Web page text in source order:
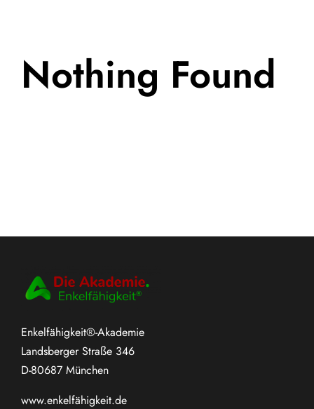
Nothing Found
Enkelfähigkeit®-Akademie
Landsberger Straße 346
D-80687 München
www.enkelfähigkeit.de